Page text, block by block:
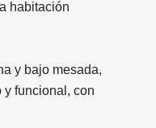
habitación
y bajo mesada,
y funcional, con